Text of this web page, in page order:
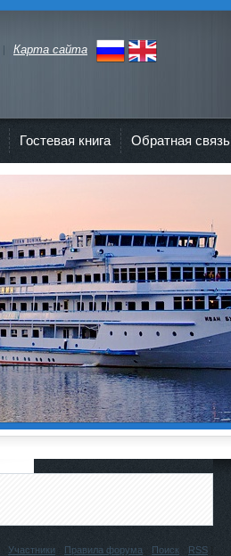
Карта сайта
Гостевая книга Обратная связь
Участники Правила форума Поиск RSS